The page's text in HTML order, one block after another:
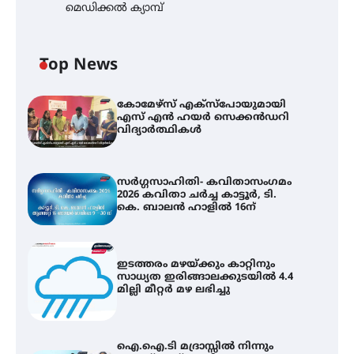
മെഡിക്കൽ ക്യാമ്പ്
Top News
കോമേഴ്സ് എക്സ്പോയുമായി
എസ് എൻ ഹയർ സെക്കൻഡറി
വിദ്യാർത്ഥികൾ
സർഗ്ഗസാഹിതി- കവിതാസംഗമം
2026 കവിതാ ചർച്ച കാട്ടൂർ, ടി.
കെ. ബാലൻ ഹാളിൽ 16ന്
ഇടത്തരം മഴയ്ക്കും കാറ്റിനും
സാധ്യത ഇരിങ്ങാലക്കുടയിൽ 4.4
മില്ലി മീറ്റർ മഴ ലഭിച്ചു
ഐ.ഐ.ടി മദ്രാസ്സിൽ നിന്നും